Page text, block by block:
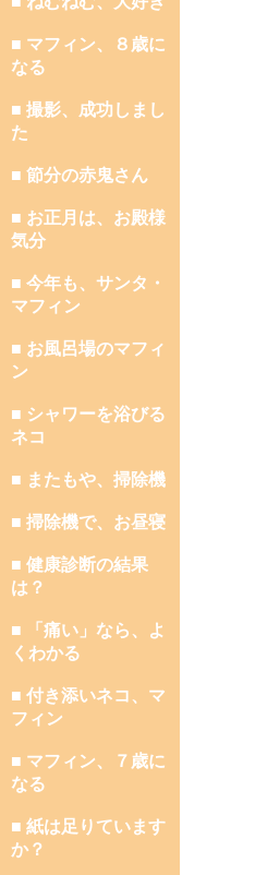
■ マフィン、８歳に
なる
■ 撮影、成功しまし
た
■ 節分の赤鬼さん
■ お正月は、お殿様
気分
■ 今年も、サンタ・
マフィン
■ お風呂場のマフィ
ン
■ シャワーを浴びる
ネコ
■ またもや、掃除機
■ 掃除機で、お昼寝
■ 健康診断の結果
は？
■ 「痛い」なら、よ
くわかる
■ 付き添いネコ、マ
フィン
■ マフィン、７歳に
なる
■ 紙は足りています
か？